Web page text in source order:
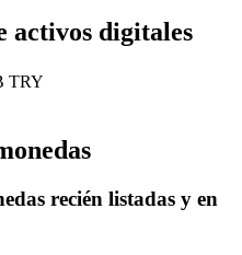
activos digitales
TRY
recién listadas y en